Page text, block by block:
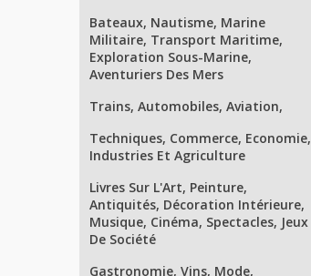
Bateaux, Nautisme, Marine
Militaire, Transport Maritime,
Exploration Sous-Marine,
Aventuriers Des Mers
Trains, Automobiles, Aviation,
Techniques, Commerce, Economie,
Industries Et Agriculture
Livres Sur L'Art, Peinture,
Antiquités, Décoration Intérieure,
Musique, Cinéma, Spectacles, Jeux
De Société
Gastronomie, Vins, Mode,